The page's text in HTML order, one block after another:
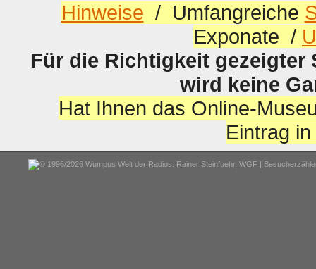
Hinweise / Umfangreiche
Exponate /
Für die Richtigkeit
wird keine
Hat Ihnen das Online-
Eintrag
© 1996/2026 Wumpus Welt der Radios. Rainer Steinfuehr, WGF |